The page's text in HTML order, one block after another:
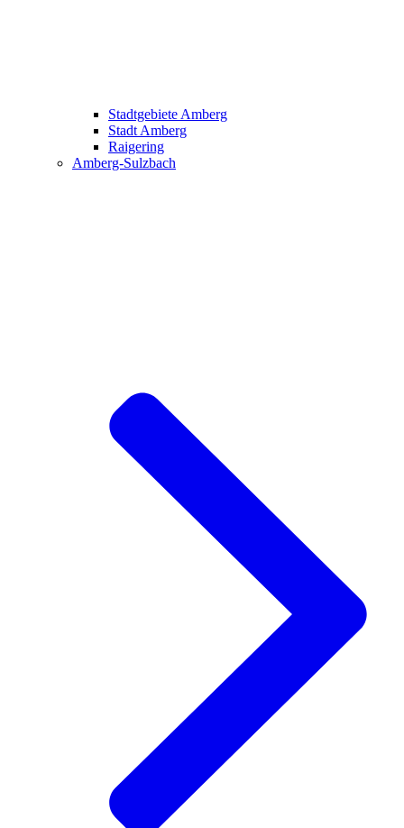
Stadtgebiete Amberg
Stadt Amberg
Raigering
Amberg-Sulzbach